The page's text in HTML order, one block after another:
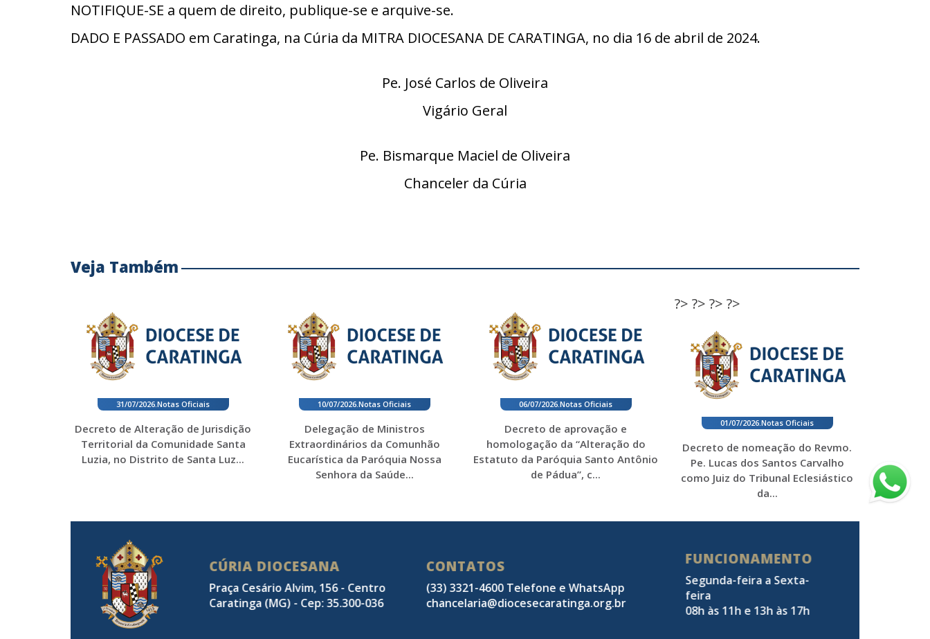
NOTIFIQUE-SE a quem de direito, publique-se e arquive-se.
DADO E PASSADO em Caratinga, na Cúria da MITRA DIOCESANA DE CARATINGA, no dia 16 de abril de 2024.
Pe. José Carlos de Oliveira
Vigário Geral
Pe. Bismarque Maciel de Oliveira
Chanceler da Cúria
Veja Também
?>
31/07/2026.Notas Oficiais
Decreto de Alteração de Jurisdição
Territorial da Comunidade Santa
Luzia, no Distrito de Santa Luz...
?>
10/07/2026.Notas Oficiais
Delegação de Ministros
Extraordinários da Comunhão
Eucarística da Paróquia Nossa
Senhora da Saúde...
?>
06/07/2026.Notas Oficiais
Decreto de aprovação e
homologação da “Alteração do
Estatuto da Paróquia Santo Antônio
de Pádua”, c...
?>
01/07/2026.Notas Oficiais
Decreto de nomeação do Revmo.
Pe. Lucas dos Santos Carvalho
como Juiz do Tribunal Eclesiástico
da...
CÚRIA DIOCESANA
Praça Cesário Alvim, 156 - Centro
Caratinga (MG) - Cep: 35.300-036
CONTATOS
(33) 3321-4600 Telefone e WhatsApp
chancelaria@diocesecaratinga.org.br
FUNCIONAMENTO
Segunda-feira a Sexta-
feira
08h às 11h e 13h às 17h